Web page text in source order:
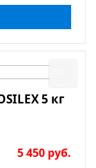
5 кг
5 450 руб.